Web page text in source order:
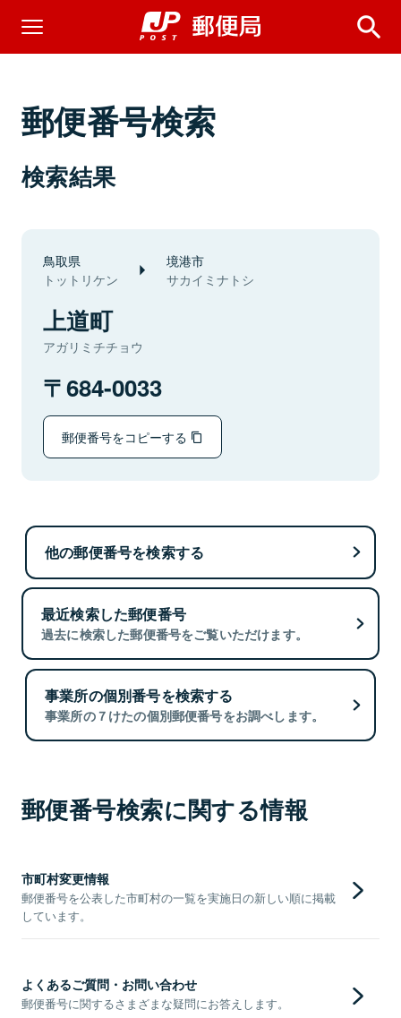
郵便番号検索
検索結果
鳥取県
トットリケン
境港市
サカイミナトシ
上道町
アガリミチチョウ
684-0033
郵便番号をコピーする
他の郵便番号を検索する
最近検索した郵便番号
過去に検索した郵便番号をご覧いただけます。
事業所の個別番号を検索する
事業所の７けたの個別郵便番号をお調べします。
郵便番号検索に関する情報
市町村変更情報
郵便番号を公表した市町村の一覧を実施日の新しい順に掲載
しています。
よくあるご質問・お問い合わせ
郵便番号に関するさまざまな疑問にお答えします。